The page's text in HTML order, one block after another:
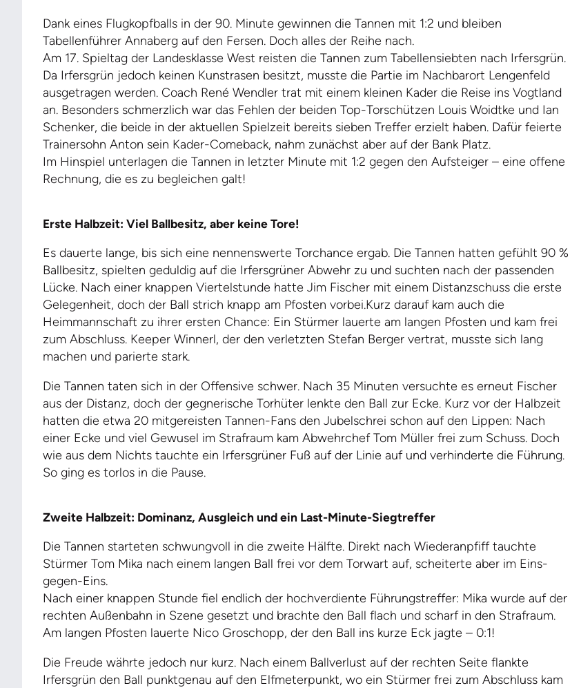
Dank eines Flugkopfballs in der 90. Minute gewinnen die Tannen mit 1:2 und bleiben
Tabellenführer Annaberg auf den Fersen. Doch alles der Reihe nach.
Am 17. Spieltag der Landesklasse West reisten die Tannen zum Tabellensiebten nach Irfersgrün.
Da Irfersgrün jedoch keinen Kunstrasen besitzt, musste die Partie im Nachbarort Lengenfeld
ausgetragen werden. Coach René Wendler trat mit einem kleinen Kader die Reise ins Vogtland
an. Besonders schmerzlich war das Fehlen der beiden Top-Torschützen Louis Woidtke und Ian
Schenker, die beide in der aktuellen Spielzeit bereits sieben Treffer erzielt haben. Dafür feierte
Trainersohn Anton sein Kader-Comeback, nahm zunächst aber auf der Bank Platz.
Im Hinspiel unterlagen die Tannen in letzter Minute mit 1:2 gegen den Aufsteiger – eine offene
Rechnung, die es zu begleichen galt!
Erste Halbzeit: Viel Ballbesitz, aber keine Tore!
Es dauerte lange, bis sich eine nennenswerte Torchance ergab. Die Tannen hatten gefühlt 90 %
Ballbesitz, spielten geduldig auf die Irfersgrüner Abwehr zu und suchten nach der passenden
Lücke. Nach einer knappen Viertelstunde hatte Jim Fischer mit einem Distanzschuss die erste
Gelegenheit, doch der Ball strich knapp am Pfosten vorbei.Kurz darauf kam auch die
Heimmannschaft zu ihrer ersten Chance: Ein Stürmer lauerte am langen Pfosten und kam frei
zum Abschluss. Keeper Winnerl, der den verletzten Stefan Berger vertrat, musste sich lang
machen und parierte stark.
Die Tannen taten sich in der Offensive schwer. Nach 35 Minuten versuchte es erneut Fischer
aus der Distanz, doch der gegnerische Torhüter lenkte den Ball zur Ecke. Kurz vor der Halbzeit
hatten die etwa 20 mitgereisten Tannen-Fans den Jubelschrei schon auf den Lippen: Nach
einer Ecke und viel Gewusel im Strafraum kam Abwehrchef Tom Müller frei zum Schuss. Doch
wie aus dem Nichts tauchte ein Irfersgrüner Fuß auf der Linie auf und verhinderte die Führung.
So ging es torlos in die Pause.
Zweite Halbzeit: Dominanz, Ausgleich und ein Last-Minute-Siegtreffer
Die Tannen starteten schwungvoll in die zweite Hälfte. Direkt nach Wiederanpfiff tauchte
Stürmer Tom Mika nach einem langen Ball frei vor dem Torwart auf, scheiterte aber im Eins-
gegen-Eins.
Nach einer knappen Stunde fiel endlich der hochverdiente Führungstreffer: Mika wurde auf der
rechten Außenbahn in Szene gesetzt und brachte den Ball flach und scharf in den Strafraum.
Am langen Pfosten lauerte Nico Groschopp, der den Ball ins kurze Eck jagte – 0:1!
Die Freude währte jedoch nur kurz. Nach einem Ballverlust auf der rechten Seite flankte
Irfersgrün den Ball punktgenau auf den Elfmeterpunkt, wo ein Stürmer frei zum Abschluss kam